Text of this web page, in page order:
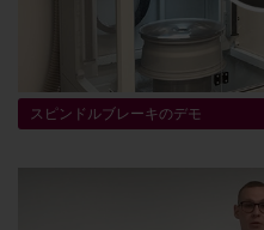
スピンドルブレーキのデモ